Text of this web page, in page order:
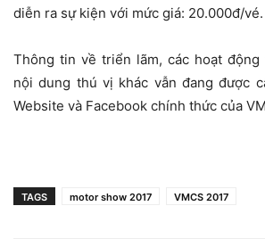
diễn ra sự kiện với mức giá: 20.000đ/vé.
Thông tin về triển lãm, các hoạt động
nội dung thú vị khác vẫn đang được
Website và Facebook chính thức của
TAGS motor show 2017 VMCS 2017